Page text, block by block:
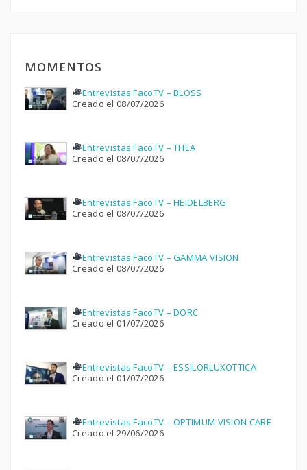
MOMENTOS
Entrevistas FacoTV – BLOSS
Creado el 08/07/2026
Entrevistas FacoTV – THEA
Creado el 08/07/2026
Entrevistas FacoTV – HEIDELBERG
Creado el 08/07/2026
Entrevistas FacoTV – GAMMA VISION
Creado el 08/07/2026
Entrevistas FacoTV – DORC
Creado el 01/07/2026
Entrevistas FacoTV – ESSILORLUXOTTICA
Creado el 01/07/2026
Entrevistas FacoTV – OPTIMUM VISION CARE
Creado el 29/06/2026